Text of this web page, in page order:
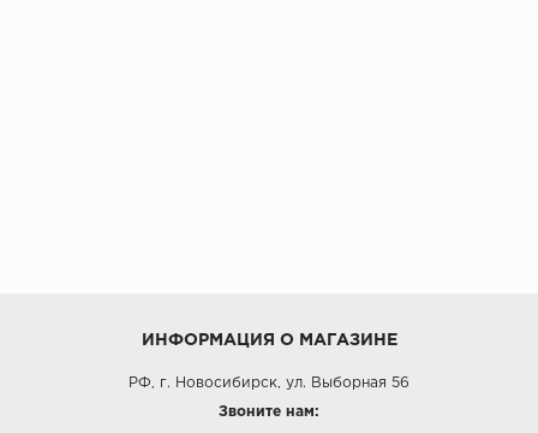
ИНФОРМАЦИЯ О МАГАЗИНЕ
РФ, г. Новосибирск, ул. Выборная 56
Звоните нам: